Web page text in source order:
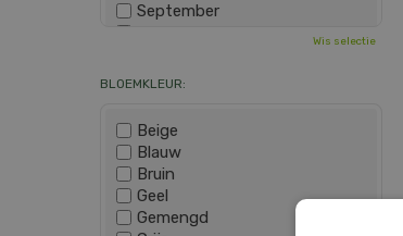
September
December
Wis selectie
BLOEMKLEUR:
Beige
Blauw
Bruin
Geel
Gemengd